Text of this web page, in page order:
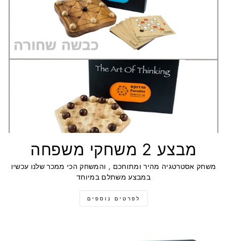
מבצע 2 משחקי משפחה
משחק אסטרטגיה מהיר ומתוחכם , והמשחק הכי ממכר שלנו עכשיו
במבצע משתלם במיוחד
לפרטים נוספים